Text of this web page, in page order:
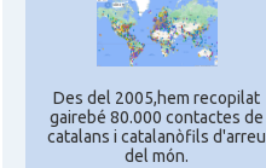
Des del 2005,hem recopilat
gairebé 80.000 contactes de
catalans i catalanòfils d'arreu
del món.